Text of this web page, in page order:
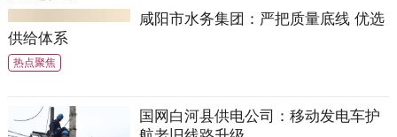
咸阳市水务集团：严把质量底线 优选
供给体系
热点聚焦
国网白河县供电公司：移动发电车护